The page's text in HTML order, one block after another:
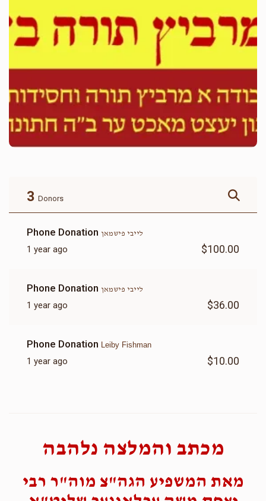
3 Donors
Phone Donation לייבי פישמאן
1 year ago $100.00
Phone Donation לייבי פישמאן
1 year ago $36.00
Phone Donation Leiby Fishman
1 year ago $10.00
מכתב והמלצה נלהבה
מאת המשפיע הגה"צ מוה"ר רבי